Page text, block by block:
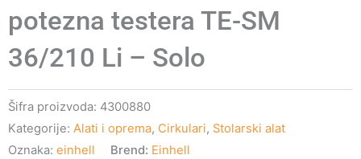
potezna testera TE-SM
36/210 Li – Solo
Šifra proizvoda: 4300880
Kategorije: Alati i oprema, Cirkulari, Stolarski alat
Oznaka: einhell Brend: Einhell